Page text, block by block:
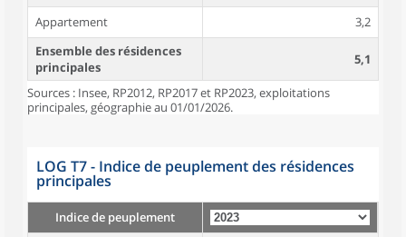
Appartement
3,2
Ensemble des résidences
principales
5,1
Sources : Insee, RP2012, RP2017 et RP2023, exploitations
principales, géographie au 01/01/2026.
LOG T7 - Indice de peuplement des résidences
principales
Indice de peuplement